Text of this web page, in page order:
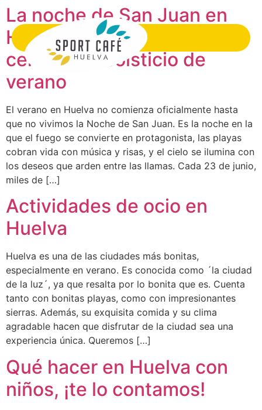
La noche de San Juan en
Huelva: Playas para
celebrar el solsticio de
verano
El verano en Huelva no comienza oficialmente hasta
que no vivimos la Noche de San Juan. Es la noche en la
que el fuego se convierte en protagonista, las playas
cobran vida con música y risas, y el cielo se ilumina con
los deseos que arden entre las llamas. Cada 23 de junio,
miles de […]
Actividades de ocio en
Huelva
Huelva es una de las ciudades más bonitas,
especialmente en verano. Es conocida como ´la ciudad
de la luz´, ya que resalta por lo bonita que es. Cuenta
tanto con bonitas playas, como con impresionantes
sierras. Además, su exquisita comida y su clima
agradable hacen que disfrutar de la ciudad sea una
experiencia única. Queremos […]
Qué hacer en Huelva con
niños, ¡te lo contamos!